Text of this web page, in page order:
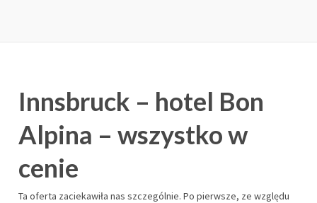
Innsbruck – hotel Bon
Alpina – wszystko w
cenie
Ta oferta zaciekawiła nas szczególnie. Po pierwsze, ze względu